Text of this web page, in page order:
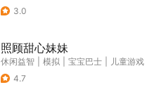
3.0
照顾甜心妹妹
休闲益智 模拟 宝宝巴士
儿童游戏
4.7